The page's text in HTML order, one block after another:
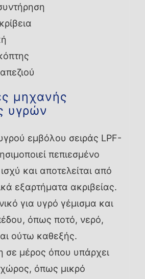
μηχανής
υγρών
εμβόλου σειράς LPF-
πεπιεσμένο
και αποτελείται από
εξαρτήματα ακριβείας.
για υγρό γέμισμα και
όπως ποτό, νερό,
ούτω καθεξής.
σε μέρος όπου υπάρχει
όπως μικρό